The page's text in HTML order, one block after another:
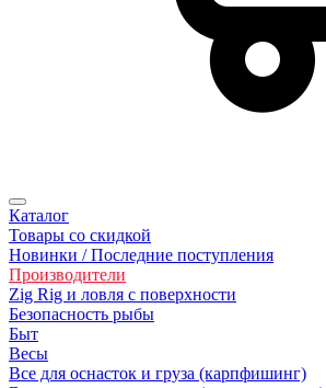
Каталог
Товары со скидкой
Новинки / Последние поступления
Производители
Zig Rig и ловля с поверхности
Безопасность рыбы
Быт
Весы
Все для оснасток и груза (карпфишинг)